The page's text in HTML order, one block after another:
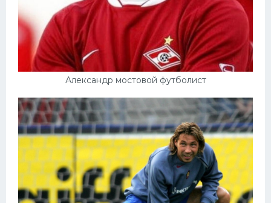
Александр мостовой футболист